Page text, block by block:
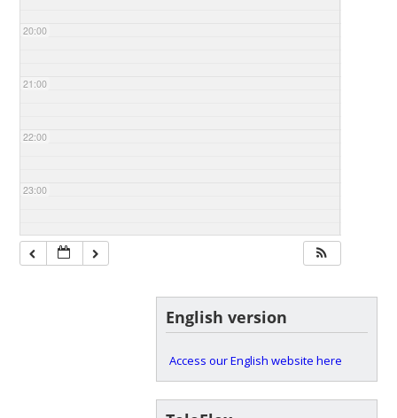
20:00
21:00
22:00
23:00
English version
Access our English website here